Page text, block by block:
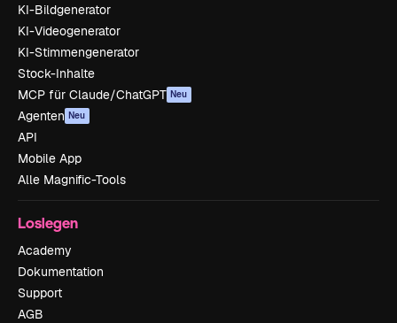
KI-Bildgenerator
KI-Videogenerator
KI-Stimmengenerator
Stock-Inhalte
MCP für Claude/ChatGPT Neu
Agenten Neu
API
Mobile App
Alle Magnific-Tools
Loslegen
Academy
Dokumentation
Support
AGB